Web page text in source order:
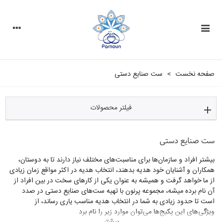
صفحه نخست > ست صنایع دستی
فیلتر محصولات
ست صنایع دستی
بیشتر افراد و سازمان‌ها برای مناسبت‌های مختلف نیاز دارند تا به دوستان،
همکاران و آشنایان خود هدیه بدهند، انتخاب هدیه در اکثر مواقع زمان زیادی
از ما خواهد گرفت و همیشه به عنوان یکی از کارهای سخت در بین افراد از
آن نام برده میشه، مجموعه پرنون با تهیه ست‌های صنایع دستی در صدد
است تا حدود زیادی به شما در انتخاب هدیه مناسب یاری رساند، از
ویژگی‌های این پکیج‌ها می‌توان موارد زیر را نام برد